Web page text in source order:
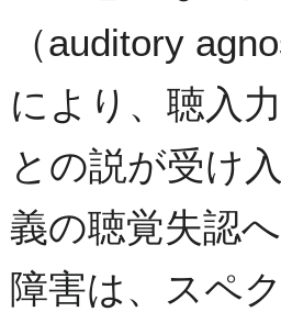
（auditory
により、聴入
との説が受け
義の聴覚失認
障害は、スペ